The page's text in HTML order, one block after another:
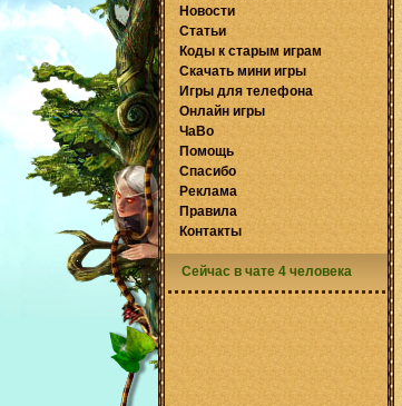
Новости
Статьи
Коды к старым играм
Скачать мини игры
Игры для телефона
Онлайн игры
ЧаВо
Помощь
Спасибо
Реклама
Правила
Контакты
Сейчас в чате 4 человека